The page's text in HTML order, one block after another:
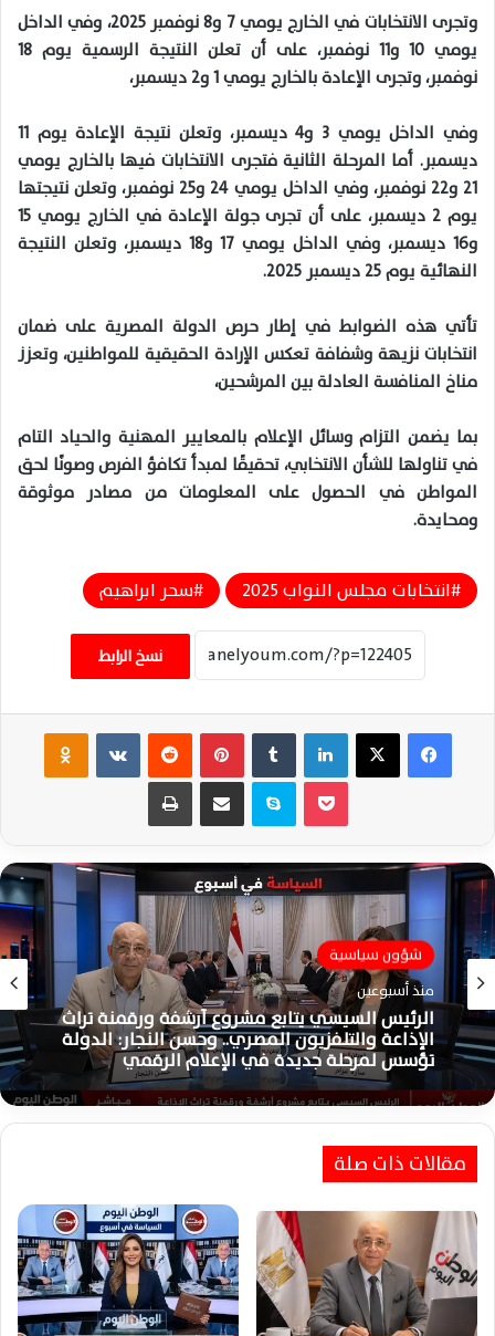
وتجرى الانتخابات في الخارج يومي 7 و8 نوفمبر 2025، وفي الداخل
يومي 10 و11 نوفمبر، على أن تعلن النتيجة الرسمية يوم 18
نوفمبر، وتجرى الإعادة بالخارج يومي 1 و2 ديسمبر،
وفي الداخل يومي 3 و4 ديسمبر، وتعلن نتيجة الإعادة يوم 11
ديسمبر. أما المرحلة الثانية فتجرى الانتخابات فيها بالخارج يومي
21 و22 نوفمبر، وفي الداخل يومي 24 و25 نوفمبر، وتعلن نتيجتها
يوم 2 ديسمبر، على أن تجرى جولة الإعادة في الخارج يومي 15
و16 ديسمبر، وفي الداخل يومي 17 و18 ديسمبر، وتعلن النتيجة
النهائية يوم 25 ديسمبر 2025.
تأتي هذه الضوابط في إطار حرص الدولة المصرية على ضمان
انتخابات نزيهة وشفافة تعكس الإرادة الحقيقية للمواطنين، وتعزز
مناخ المنافسة العادلة بين المرشحين،
بما يضمن التزام وسائل الإعلام بالمعايير المهنية والحياد التام
في تناولها للشأن الانتخابي، تحقيقًا لمبدأ تكافؤ الفرص وصونًا لحق
المواطن في الحصول على المعلومات من مصادر موثوقة
ومحايدة.
انتخابات مجلس النواب 2025 سحر ابراهيم
نسخ الرابط
فيسبوك ‫X لينكدإن بينتيريست ‏VKontakte
سكايب مشاركة عبر البريد طباعة
شؤون سياسية
منذ أسبوعين
الرئيس السيسي يتابع مشروع أرشفة ورقمنة تراث
الإذاعة والتلفزيون المصري.. وحسن النجار: الدولة
تؤسس لمرحلة جديدة في الإعلام الرقمي
مقالات ذات صلة